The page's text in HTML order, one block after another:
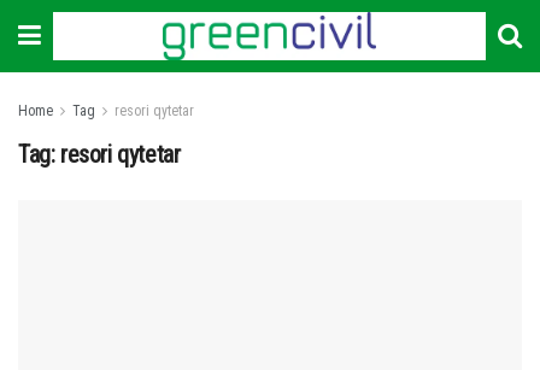
Home Tag resori qytetar
Tag: resori qytetar